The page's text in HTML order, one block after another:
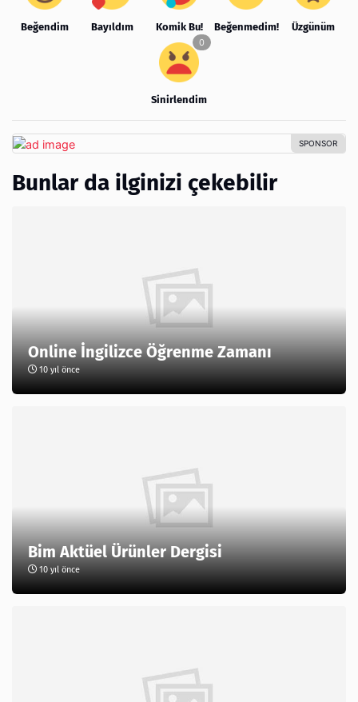
Beğendim Bayıldım Komik Bu! Beğenmedim! Üzgünüm
Sinirlendim
Bunlar da ilginizi çekebilir
Online İngilizce Öğrenme Zamanı
10 yıl önce
Bim Aktüel Ürünler Dergisi
10 yıl önce